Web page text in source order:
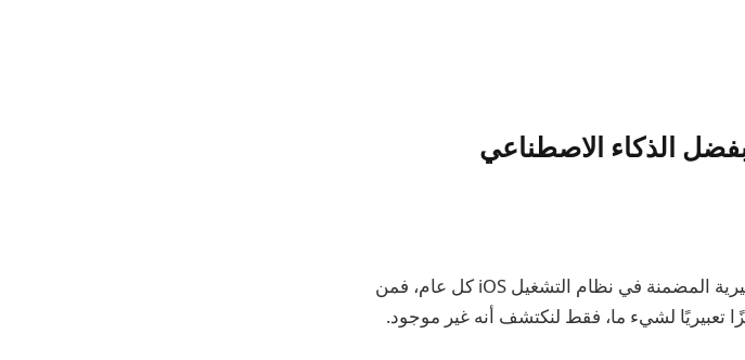
الذكاء الاصطناعي
على الرغم من المجموعة المتزايدة من الرموز التعبيرية المضمنة في نظام التشغيل iOS كل عام، فمن
تعبيريًا لشيء ما، فقط لنكتشف أنه غير موجود.